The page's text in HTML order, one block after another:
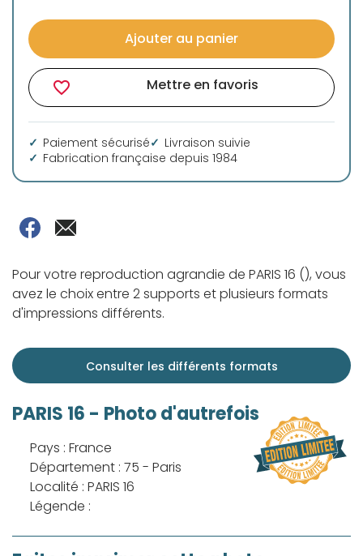
Ajouter au panier
favorite_border Mettre en favoris
Paiement sécurisé
Livraison suivie
Fabrication française depuis 1984
Pour votre reproduction agrandie de PARIS 16 (), vous
avez le choix entre 2 supports et plusieurs formats
d'impressions différents.
Consulter les différents formats
PARIS 16 - Photo d'autrefois
Pays : France
Département : 75 - Paris
Localité : PARIS 16
Légende :